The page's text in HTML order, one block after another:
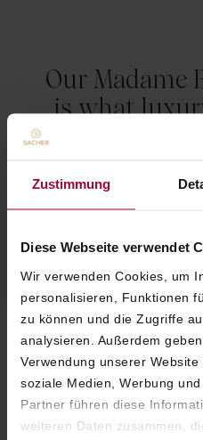
Zustimmung
Diese Webseite verwendet
Wir verwenden Cookies, um
personalisieren, Funktionen
zu können und die Zugriffe
analysieren. Außerdem
Verwendung unserer
soziale Medien, Werbung
Partner führen diese
weiteren Daten zusammen,
Our Madame
is what
GENERAL
THE
Discover the true
glamour in Vienna.
of tranquility and